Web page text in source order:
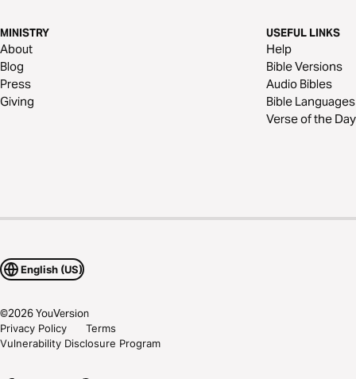
MINISTRY
About
Blog
Press
Giving
USEFUL LINKS
Help
Bible Versions
Audio Bibles
Bible Languages
Verse of the Day
English (US)
©2026YouVersion
Privacy Policy
Terms
Vulnerability Disclosure Program